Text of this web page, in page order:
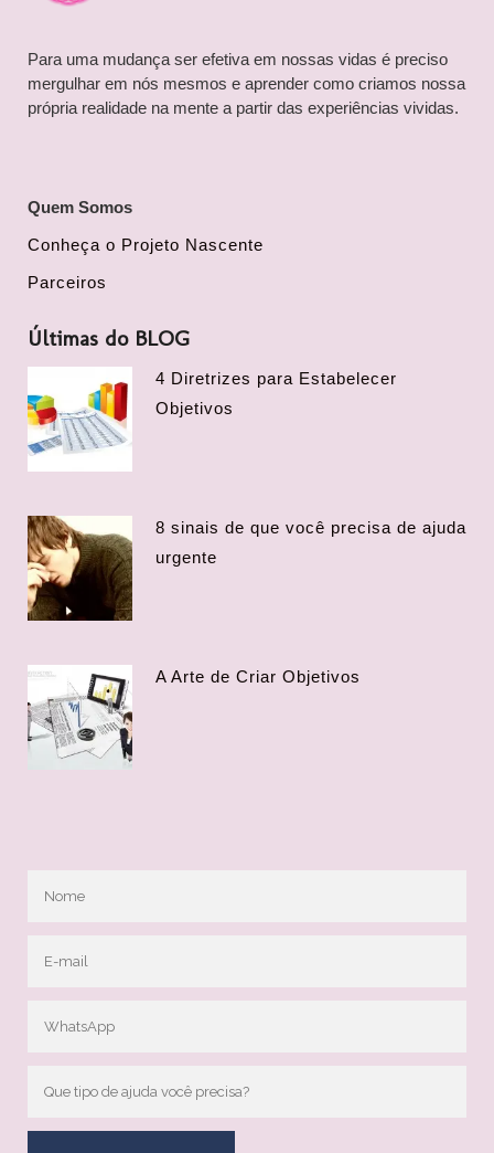
Para uma mudança ser efetiva em nossas vidas é preciso
mergulhar em nós mesmos e aprender como criamos nossa
própria realidade na mente a partir das experiências vividas.
Quem Somos
Conheça o Projeto Nascente
Parceiros
Últimas do BLOG
4 Diretrizes para Estabelecer
Objetivos
8 sinais de que você precisa de ajuda
urgente
A Arte de Criar Objetivos